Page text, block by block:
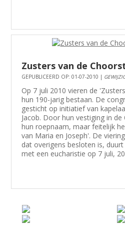
Zusters van de
GEPUBLICEERD OP: 01-07-2010 |
Op 7 juli 2010 vieren de
hun 190-jarig bestaan. De
gesticht op initiatief van
Jacob. Door hun vestiging in
hun roepnaam, maar feitelijk
van Maria en Joseph'. De
dat overigens besloten is,
met een eucharistie op 7 juli,